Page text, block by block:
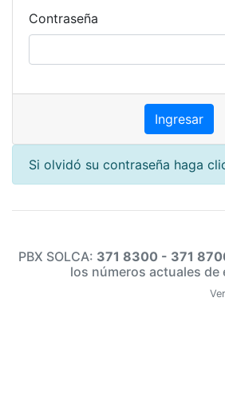
Contraseña
Si olvidó su contraseña haga
PBX SOLCA: 371 8300 - 371
los números actuales de